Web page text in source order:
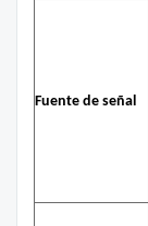
Fuente de señal